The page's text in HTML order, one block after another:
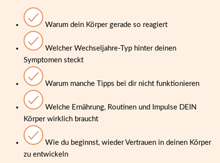
Warum dein Körper gerade so reagiert
Welcher Wechseljahre-Typ hinter deinen
Symptomen steckt
Warum manche Tipps bei dir nicht funktionieren
Welche Ernährung, Routinen und Impulse DEIN
Körper wirklich braucht
Wie du beginnst, wieder Vertrauen in deinen Körper
zu entwickeln